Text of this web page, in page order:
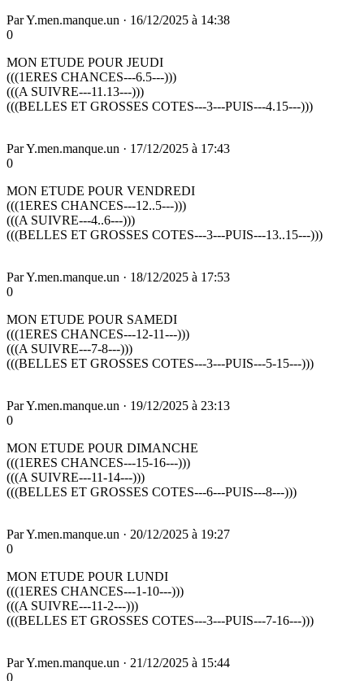
ParY.men.manque.un · 16/12/2025 à 14:38
0
MON ETUDE POUR JEUDI
(((1ERES CHANCES---6.5---)))
(((A SUIVRE---11.13---)))
(((BELLES ET GROSSES COTES---3---PUIS---4.15---)))
ParY.men.manque.un · 17/12/2025 à 17:43
0
MON ETUDE POUR VENDREDI
(((1ERES CHANCES---12..5---)))
(((A SUIVRE---4..6---)))
(((BELLES ET GROSSES COTES---3---PUIS---13..15---)))
ParY.men.manque.un · 18/12/2025 à 17:53
0
MON ETUDE POUR SAMEDI
(((1ERES CHANCES---12-11---)))
(((A SUIVRE---7-8---)))
(((BELLES ET GROSSES COTES---3---PUIS---5-15---)))
ParY.men.manque.un · 19/12/2025 à 23:13
0
MON ETUDE POUR DIMANCHE
(((1ERES CHANCES---15-16---)))
(((A SUIVRE---11-14---)))
(((BELLES ET GROSSES COTES---6---PUIS---8---)))
ParY.men.manque.un · 20/12/2025 à 19:27
0
MON ETUDE POUR LUNDI
(((1ERES CHANCES---1-10---)))
(((A SUIVRE---11-2---)))
(((BELLES ET GROSSES COTES---3---PUIS---7-16---)))
ParY.men.manque.un · 21/12/2025 à 15:44
0